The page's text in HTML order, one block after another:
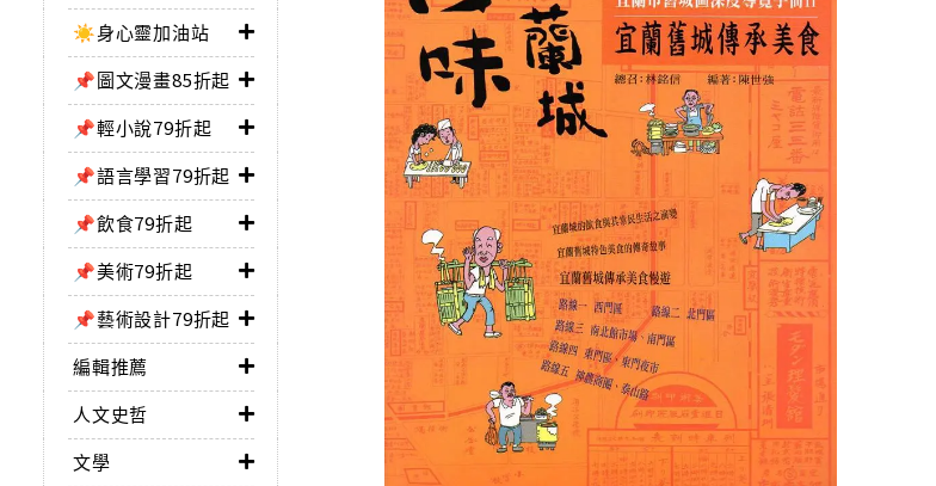
☀️身心靈加油站
📌圖文漫畫85折起
📌輕小說79折起
📌語言學習79折起
📌飲食79折起
📌美術79折起
📌藝術設計79折起
編輯推薦
人文史哲
文學